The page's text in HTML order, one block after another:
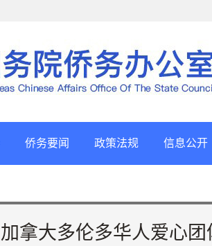
侨务要闻 政策法规 信息公开
加拿大多伦多华人爱心